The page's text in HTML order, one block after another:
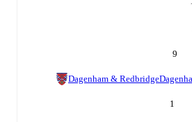
9
Dagenham & Redbridge
1